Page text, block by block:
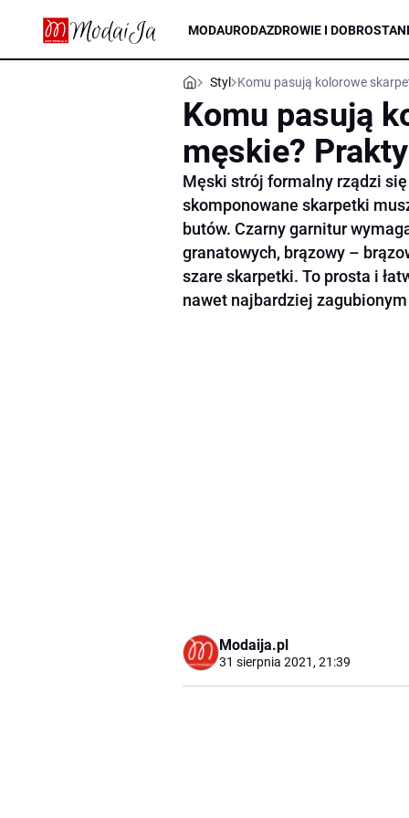
MODAURODAZDROWIE I DOBROSTAN
Styl Komu pasują kolorowe
Komu pasują
męskie?
Męski strój formalny rządzi
skomponowane skarpetki
butów. Czarny garnitur
granatowych, brązowy –
szare skarpetki. To prosta i
nawet najbardziej
Modaija.pl
31 sierpnia 2021, 21:39